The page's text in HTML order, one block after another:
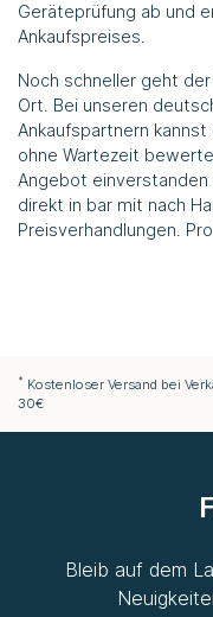
Geräteprüfung ab und
Ankaufspreises.
Noch schneller geht
Ort. Bei unseren
Ankaufspartnern
ohne Wartezeit
Angebot
direkt in bar mit nach
Preisverhandlungen.
* Kostenloser Versand bei
30€
Bleib auf dem